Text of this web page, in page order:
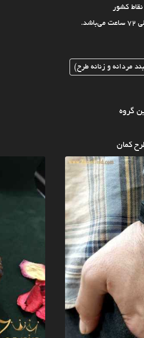
کشور
مردانه و زنانه طرح)
گروه
کمان